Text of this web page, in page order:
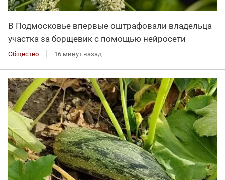
В Подмосковье впервые оштрафовали владельца
участка за борщевик с помощью нейросети
Общество 16 минут назад